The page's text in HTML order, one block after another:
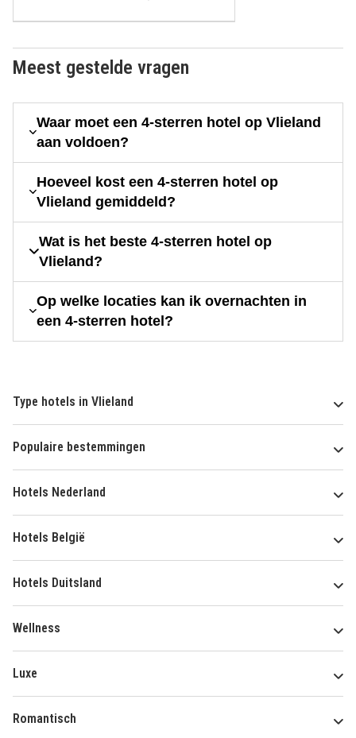
Meest gestelde vragen
Waar moet een 4-sterren hotel op Vlieland
aan voldoen?
Hoeveel kost een 4-sterren hotel op
Vlieland gemiddeld?
Wat is het beste 4-sterren hotel op
Vlieland?
Op welke locaties kan ik overnachten in
een 4-sterren hotel?
Type hotels in Vlieland
Populaire bestemmingen
Hotels Nederland
Hotels België
Hotels Duitsland
Wellness
Luxe
Romantisch